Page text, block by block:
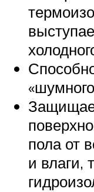
пола от
и влаги,